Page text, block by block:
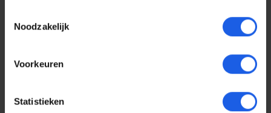
Noodzakelijk
Voorkeuren
Statistieken